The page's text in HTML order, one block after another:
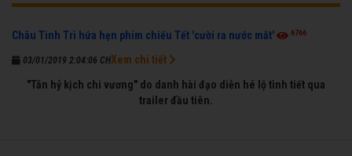
Châu Tinh Trì hứa hẹn phim chiếu Tết 'cười ra nước mắt' 6766
03/01/2019 2:04:06 CH
"Tân hỷ kịch chi vương" do danh hài đạo diễn hé lộ tình tiết qua
trailer đầu tiên.
Xem chi tiết